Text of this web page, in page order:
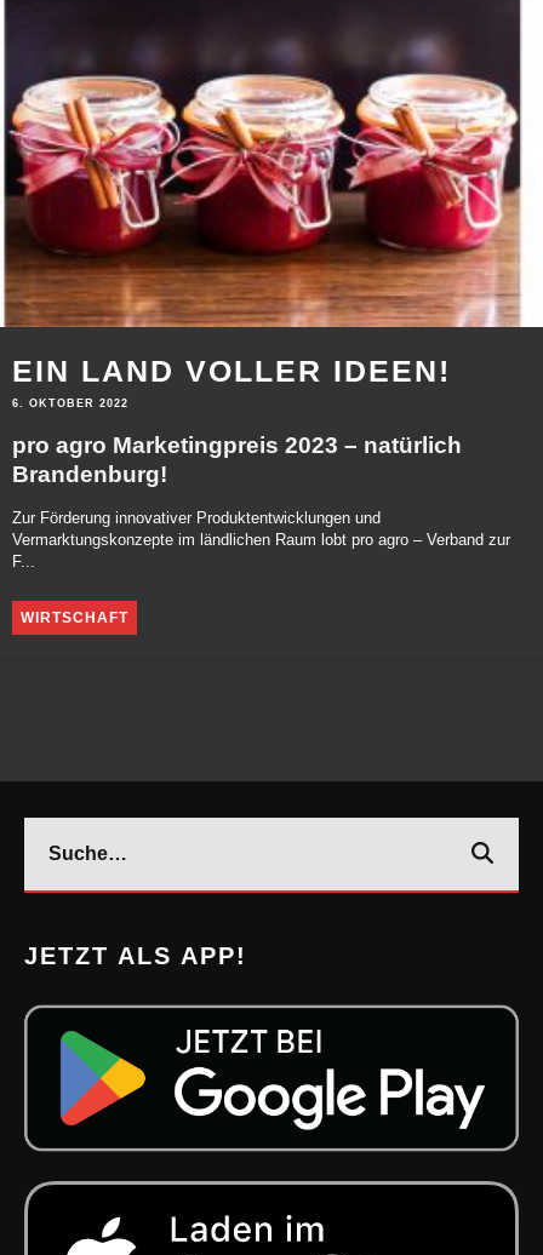
EIN LAND VOLLER IDEEN!
6. OKTOBER 2022
pro agro Marketingpreis 2023 – natürlich
Brandenburg!
Zur Förderung innovativer Produktentwicklungen und
Vermarktungskonzepte im ländlichen Raum lobt pro agro – Verband zur
F...
WIRTSCHAFT
JETZT ALS APP!